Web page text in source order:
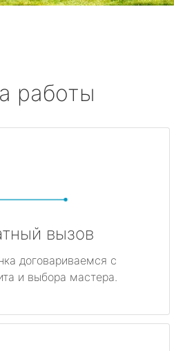
работы
вызов
договариваемся с
и выбора мастера.